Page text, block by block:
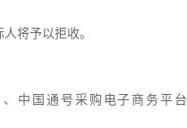
将予以拒收。
、中国通号采购电子商务平台